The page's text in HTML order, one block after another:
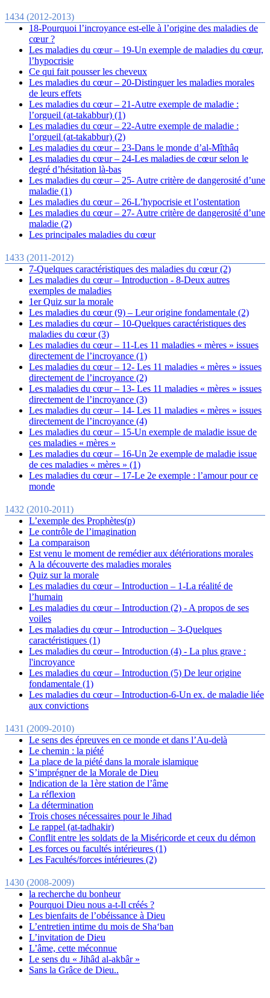
1434 (2012-2013)
18-Pourquoi l’incroyance est-elle à l’origine des maladies de
cœur ?
Les maladies du cœur – 19-Un exemple de maladies du cœur,
l’hypocrisie
Ce qui fait pousser les cheveux
Les maladies du cœur – 20-Distinguer les maladies morales
de leurs effets
Les maladies du cœur – 21-Autre exemple de maladie :
l’orgueil (at-takabbur) (1)
Les maladies du cœur – 22-Autre exemple de maladie :
l’orgueil (at-takabbur) (2)
Les maladies du cœur – 23-Dans le monde d’al-Mîthâq
Les maladies du cœur – 24-Les maladies de cœur selon le
degré d’hésitation là-bas
Les maladies du cœur – 25- Autre critère de dangerosité d’une
maladie (1)
Les maladies du cœur – 26-L’hypocrisie et l’ostentation
Les maladies du cœur – 27- Autre critère de dangerosité d’une
maladie (2)
Les principales maladies du cœur
1433 (2011-2012)
7-Quelques caractéristiques des maladies du cœur (2)
Les maladies du cœur – Introduction - 8-Deux autres
exemples de maladies
1er Quiz sur la morale
Les maladies du cœur (9) – Leur origine fondamentale (2)
Les maladies du cœur – 10-Quelques caractéristiques des
maladies du cœur (3)
Les maladies du cœur – 11-Les 11 maladies « mères » issues
directement de l’incroyance (1)
Les maladies du cœur – 12- Les 11 maladies « mères » issues
directement de l’incroyance (2)
Les maladies du cœur – 13- Les 11 maladies « mères » issues
directement de l’incroyance (3)
Les maladies du cœur – 14- Les 11 maladies « mères » issues
directement de l’incroyance (4)
Les maladies du cœur – 15-Un exemple de maladie issue de
ces maladies « mères »
Les maladies du cœur – 16-Un 2e exemple de maladie issue
de ces maladies « mères » (1)
Les maladies du cœur – 17-Le 2e exemple : l’amour pour ce
monde
1432 (2010-2011)
L’exemple des Prophètes(p)
Le contrôle de l’imagination
La comparaison
Est venu le moment de remédier aux détériorations morales
A la découverte des maladies morales
Quiz sur la morale
Les maladies du cœur – Introduction – 1-La réalité de
l’humain
Les maladies du cœur – Introduction (2) - A propos de ses
voiles
Les maladies du cœur – Introduction – 3-Quelques
caractéristiques (1)
Les maladies du cœur – Introduction (4) - La plus grave :
l'incroyance
Les maladies du cœur – Introduction (5) De leur origine
fondamentale (1)
Les maladies du cœur – Introduction-6-Un ex. de maladie liée
aux convictions
1431 (2009-2010)
Le sens des épreuves en ce monde et dans l’Au-delà
Le chemin : la piété
La place de la piété dans la morale islamique
S’imprégner de la Morale de Dieu
Indication de la 1ère station de l’âme
La réflexion
La détermination
Trois choses nécessaires pour le Jihad
Le rappel (at-tadhakir)
Conflit entre les soldats de la Miséricorde et ceux du démon
Les forces ou facultés intérieures (1)
Les Facultés/forces intérieures (2)
1430 (2008-2009)
la recherche du bonheur
Pourquoi Dieu nous a-t-Il créés ?
Les bienfaits de l’obéissance à Dieu
L’entretien intime du mois de Sha‘ban
L’invitation de Dieu
L’âme, cette méconnue
Le sens du « Jihâd al-akbâr »
Sans la Grâce de Dieu..